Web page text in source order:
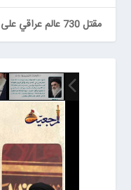
مقتل 730 عالم عراقي على يدِ الموساد